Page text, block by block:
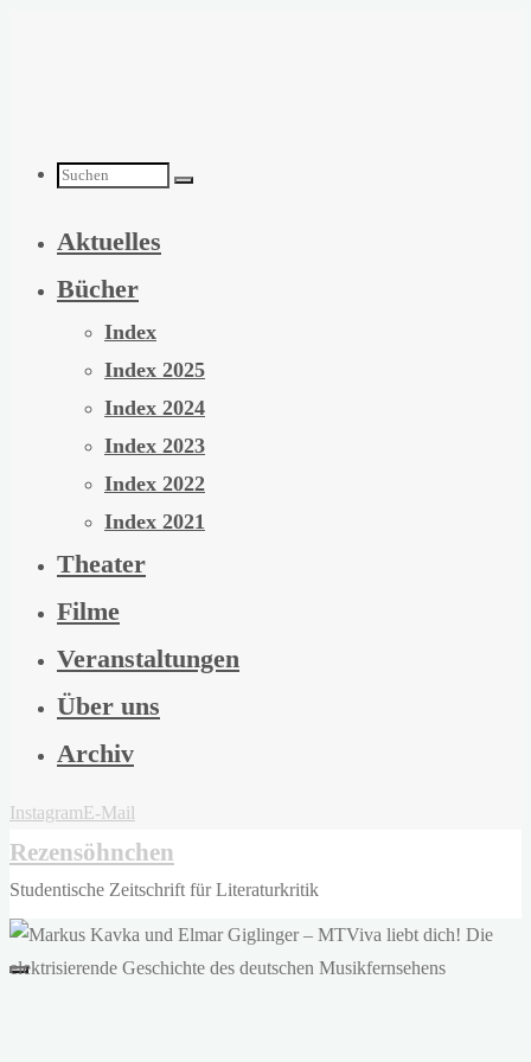
Suchen
nach:
Aktuelles
Bücher
Index
Index 2025
Index 2024
Index 2023
Index 2022
Index 2021
Theater
Filme
Veranstaltungen
Über uns
Archiv
InstagramE-Mail
Rezensöhnchen
Studentische Zeitschrift für Literaturkritik